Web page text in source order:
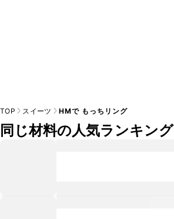
TOP スイーツ HMで もっちリング
同じ材料の人気ランキング